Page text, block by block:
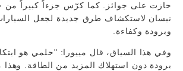
حازت على جوائز. كما كرّس جزءاً كبيراً من
نيسان لاستكشاف طرق جديدة لجعل
وبرودة وكفاءة.
وفي هذا السياق، قال مييورا: "حلمي هو
برودة دون استهلاك المزيد من الطاقة.